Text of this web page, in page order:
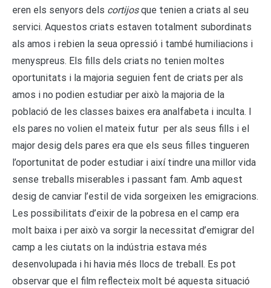
eren els senyors dels cortijosque tenien a criats al seu
servici. Aquestos criats estaven totalment subordinats
als amos i rebien la seua opressió i també humiliacions i
menyspreus. Els fills dels criats no tenien moltes
oportunitats i la majoria seguien fent de criats per als
amos i no podien estudiar per això la majoria de la
població de les classes baixes era analfabeta i inculta. I
els pares no volien el mateix futur per als seus fills i el
major desig dels pares era que els seus filles tingueren
l’oportunitat de poder estudiar i així tindre una millor vida
sense treballs miserables i passant fam. Amb aquest
desig de canviar l’estil de vida sorgeixen les emigracions.
Les possibilitats d’eixir de la pobresa en el camp era
molt baixa i per això va sorgir la necessitat d’emigrar del
camp a les ciutats on la indústria estava més
desenvolupada i hi havia més llocs de treball. Es pot
observar que el film reflecteix molt bé aquesta situació